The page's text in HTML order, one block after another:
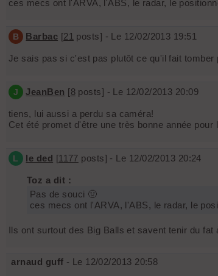
ces mecs ont l'ARVA, l'ABS, le radar, le
B Barbac [21 posts] - Le 12/02/2013 19:51
Je sais pas si c'est pas plutôt ce qu'il fait
J JeanBen [8posts] - Le 12/02/2013 20:09
tiens, lui aussi a perdu sa caméra!
Cet été promet d'être une très bonne année pour
L le ded [1177 posts] - Le 12/02/2013 20:24
Toz a dit :
Pas de souci 🤢
ces mecs ont l'ARVA, l'ABS, le radar, le
Ils ont surtout des Big Balls et savent tenir du fat
arnaud guff - Le 12/02/2013 20:58